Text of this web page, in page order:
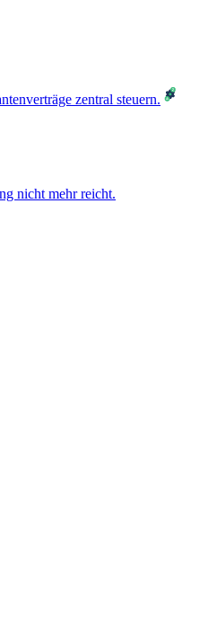
zentral steuern.
nicht mehr reicht.